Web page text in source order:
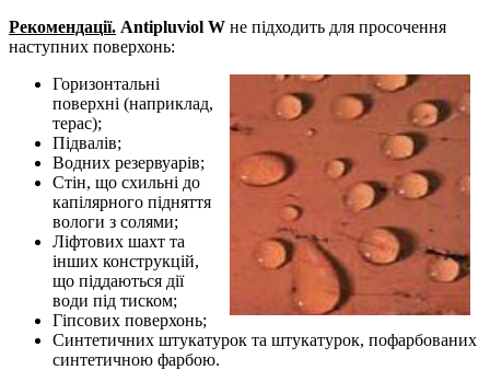
Рекомендації. Antipluviol W не підходить для просочення
наступних поверхонь:
Горизонтальні
поверхні (наприклад,
терас);
Підвалів;
Водних резервуарів;
Стін, що схильні до
капілярного підняття
вологи з солями;
Ліфтових шахт та
інших конструкцій,
що піддаються дії
води під тиском;
Гіпсових поверхонь;
Синтетичних штукатурок та штукатурок, пофарбованих
синтетичною фарбою.